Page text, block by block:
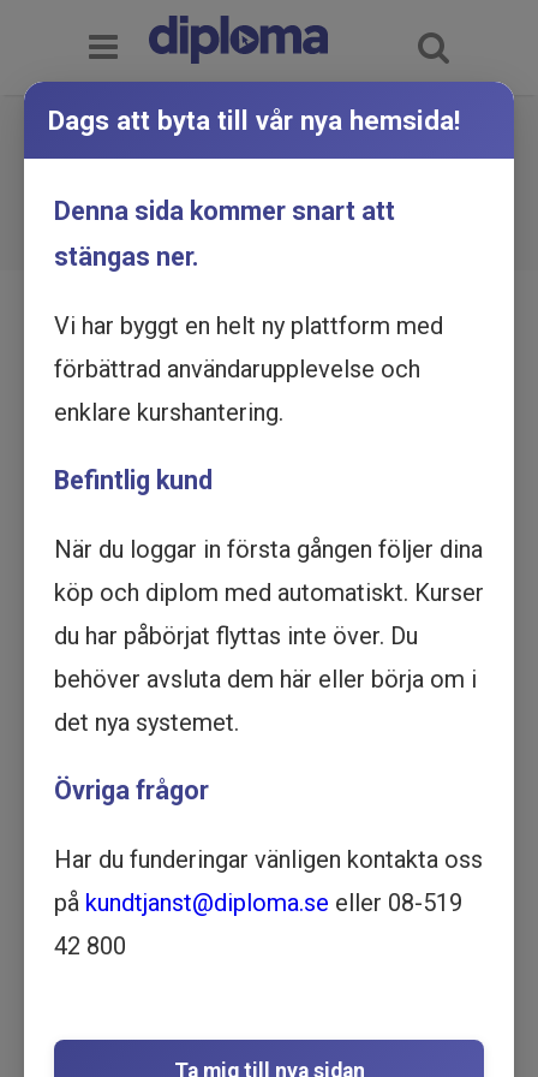
Förflyttningsteknik - Manuella förflyttningar -
Köp - 1 795 kr
Prova ett delmoment
Förflyttningsteknik - Manuella
LSS | VÅRD OCH OMSORG |
Motsvarar ½ dag lärarledd utbildning
Beskrivning
Förbättra dina manuella förflyttningar med vår
Dags att byta till vår nya hemsida!
Denna sida kommer snart att
stängas ner.
Vi har byggt en helt ny plattform med
förbättrad användarupplevelse och
enklare kurshantering.
Befintlig kund
När du loggar in första gången följer dina
köp och diplom med automatiskt. Kurser
du har påbörjat flyttas inte över. Du
behöver avsluta dem här eller börja om i
det nya systemet.
Övriga frågor
Har du funderingar vänligen kontakta oss
på kundtjanst@diploma.se eller 08-519
42 800
Ta mig till nya sidan